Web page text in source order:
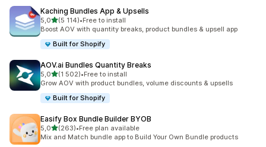
Kaching Bundles App & Upsells
5,0av 5 stjerner
(5 114)
Totalt 5114 omtaler
•Free to install
Boost AOV with quantity breaks, product bundles & upsell app
Built for Shopify
AOV.ai Bundles Quantity Breaks
5,0av 5 stjerner
(1 502)
Totalt 1502 omtaler
•Free to install
Grow AOV with product bundles, volume discounts & upsells
Built for Shopify
Easify Box Bundle Builder BYOB
5,0av 5 stjerner
(263)
Totalt 263 omtaler
•Free plan available
Mix and Match bundle app to Build Your Own Bundle products